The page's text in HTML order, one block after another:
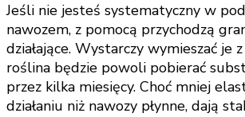
Jeśli nie jesteś systematyczny w
nawozem, z pomocą przychodzą
działające. Wystarczy wymieszać je
roślina będzie powoli pobierać
przez kilka miesięcy. Choć mniej
działaniu niż nawozy płynne, dają